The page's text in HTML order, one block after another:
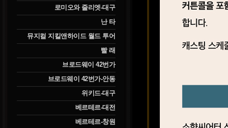
로미오와 줄리엣-대구
난 타
뮤지컬 지킬앤하이드 월드 투어
빨 래
브로드웨이 42번가
브로드웨이 42번가-안동
위키드-대구
베르테르-대전
베르테르-창원